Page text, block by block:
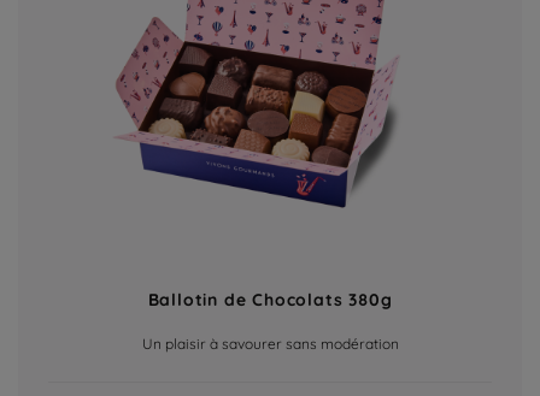
Ballotin de Chocolats 380g
Un plaisir à savourer sans modération